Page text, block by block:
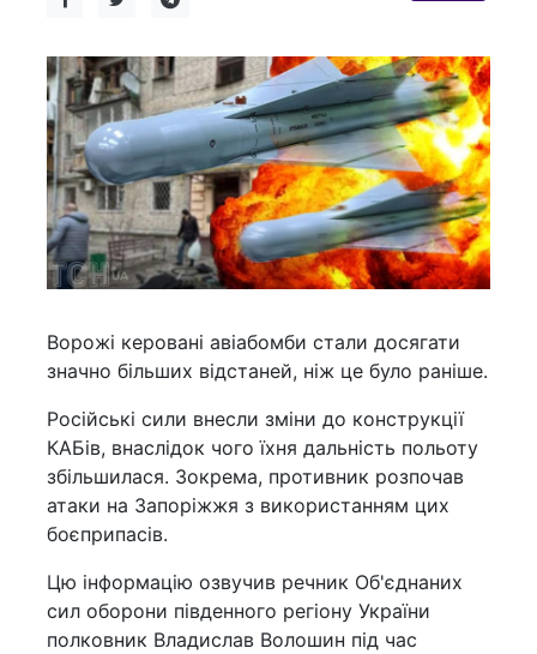
Ворожі керовані авіабомби стали досягати
значно більших відстаней, ніж це було раніше.
Російські сили внесли зміни до конструкції
КАБів, внаслідок чого їхня дальність польоту
збільшилася. Зокрема, противник розпочав
атаки на Запоріжжя з використанням цих
боєприпасів.
Цю інформацію озвучив речник Об'єднаних
сил оборони південного регіону України
полковник Владислав Волошин під час